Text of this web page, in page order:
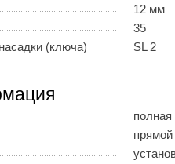
12 мм
35
(ключа)
SL 2
полная